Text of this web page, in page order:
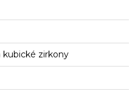
kubické zirkony